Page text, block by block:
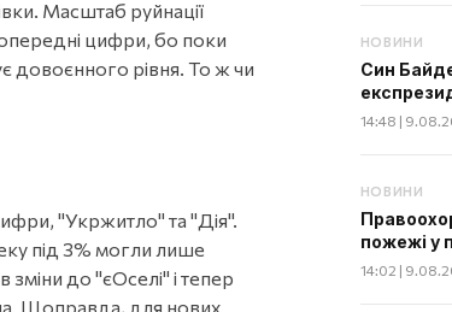
Масштаб руйнації
цифри, бо поки
довоєнного рівня. То ж чи
"Укржитло" та "Дія".
під 3% могли лише
зміни до "єОселі" і тепер
Щоправда, для нових
НОВИНИ
Син
14:48 |
НОВИНИ
пожежі у
14:02 |